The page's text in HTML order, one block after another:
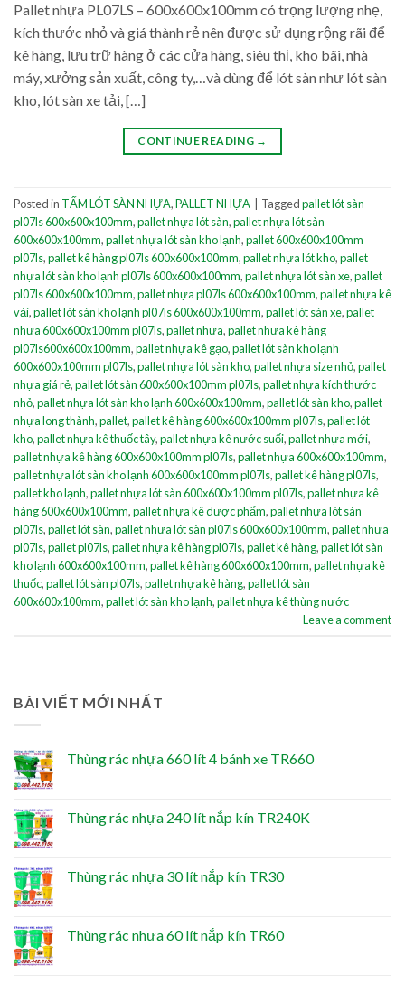
Pallet nhựa PL07LS – 600x600x100mm có trọng lượng nhẹ,
kích thước nhỏ và giá thành rẻ nên được sử dụng rộng rãi để
kê hàng, lưu trữ hàng ở các cửa hàng, siêu thị, kho bãi, nhà
máy, xưởng sản xuất, công ty,…và dùng để lót sàn như lót sàn
kho, lót sàn xe tải, […]
CONTINUE READING →
Posted in TẤM LÓT SÀN NHỰA,PALLET NHỰA Taggedpallet lót sàn
pl07ls 600x600x100mm,pallet nhựa lót sàn,pallet nhựa lót sàn
600x600x100mm,pallet nhựa lót sàn kho lạnh,pallet 600x600x100mm
pl07ls,pallet kê hàng pl07ls 600x600x100mm,pallet nhựa lót kho,pallet
nhựa lót sàn kho lạnh pl07ls 600x600x100mm,pallet nhựa lót sàn xe,pallet
pl07ls 600x600x100mm,pallet nhựa pl07ls 600x600x100mm,pallet nhựa kê
vải,pallet lót sàn kho lạnh pl07ls 600x600x100mm,pallet lót sàn xe,pallet
nhựa 600x600x100mm pl07ls,pallet nhựa,pallet nhựa kê hàng
pl07ls600x600x100mm,pallet nhựa kê gạo,pallet lót sàn kho lạnh
600x600x100mm pl07ls,pallet nhựa lót sàn kho,pallet nhựa size nhỏ,pallet
nhựa giá rẻ,pallet lót sàn 600x600x100mm pl07ls,pallet nhựa kích thước
nhỏ,pallet nhựa lót sàn kho lạnh 600x600x100mm,pallet lót sàn kho,pallet
nhựa long thành,pallet,pallet kê hàng 600x600x100mm pl07ls,pallet lót
kho,pallet nhựa kê thuốc tây,pallet nhựa kê nước suối,pallet nhựa mới,
pallet nhựa kê hàng 600x600x100mm pl07ls,pallet nhựa 600x600x100mm,
pallet nhựa lót sàn kho lạnh 600x600x100mm pl07ls,pallet kê hàng pl07ls,
pallet kho lạnh,pallet nhựa lót sàn 600x600x100mm pl07ls,pallet nhựa kê
hàng 600x600x100mm,pallet nhựa kê dược phẩm,pallet nhựa lót sàn
pl07ls,pallet lót sàn,pallet nhựa lót sàn pl07ls 600x600x100mm,pallet nhựa
pl07ls,pallet pl07ls,pallet nhựa kê hàng pl07ls,pallet kê hàng,pallet lót sàn
kho lạnh 600x600x100mm,pallet kê hàng 600x600x100mm,pallet nhựa kê
thuốc,pallet lót sàn pl07ls,pallet nhựa kê hàng,pallet lót sàn
600x600x100mm,pallet lót sàn kho lạnh,pallet nhựa kê thùng nước
Leave a comment
BÀI VIẾT MỚI NHẤT
Thùng rác nhựa 660 lít 4 bánh xe TR660
Thùng rác nhựa 240 lít nắp kín TR240K
Thùng rác nhựa 30 lít nắp kín TR30
Thùng rác nhựa 60 lít nắp kín TR60